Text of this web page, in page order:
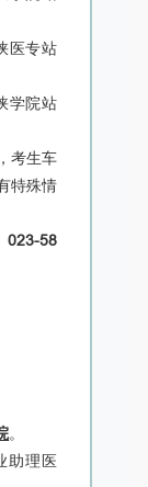
医专站
学院站
考生车
特殊情
023-58
。
助理医